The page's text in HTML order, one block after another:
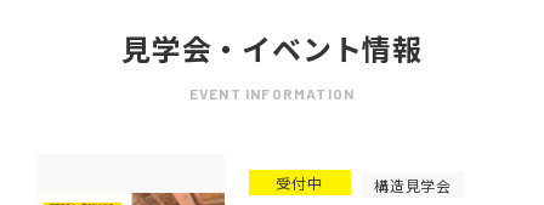
見学会・イベント情報
EVENT INFORMATION
受付中 構造見学会